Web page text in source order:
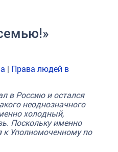
| Права людей в
в Россию и остался
неоднозначного
холодный,
Поскольку именно
к Уполномоченному по